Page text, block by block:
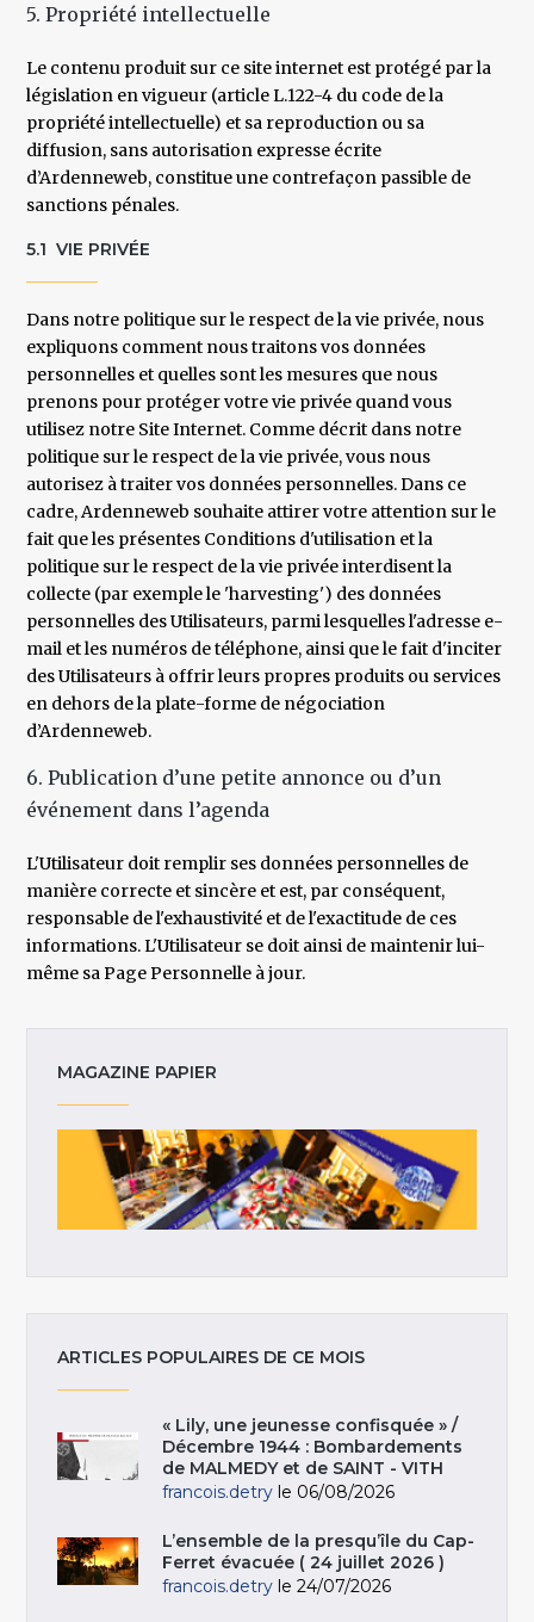
5. Propriété intellectuelle
Le contenu produit sur ce site internet est protégé par la
législation en vigueur (article L.122-4 du code de la
propriété intellectuelle) et sa reproduction ou sa
diffusion, sans autorisation expresse écrite
d’Ardenneweb, constitue une contrefaçon passible de
sanctions pénales.
5.1 VIE PRIVÉE
Dans notre politique sur le respect de la vie privée, nous
expliquons comment nous traitons vos données
personnelles et quelles sont les mesures que nous
prenons pour protéger votre vie privée quand vous
utilisez notre Site Internet. Comme décrit dans notre
politique sur le respect de la vie privée, vous nous
autorisez à traiter vos données personnelles. Dans ce
cadre, Ardenneweb souhaite attirer votre attention sur le
fait que les présentes Conditions d'utilisation et la
politique sur le respect de la vie privée interdisent la
collecte (par exemple le 'harvesting') des données
personnelles des Utilisateurs, parmi lesquelles l'adresse e-
mail et les numéros de téléphone, ainsi que le fait d'inciter
des Utilisateurs à offrir leurs propres produits ou services
en dehors de la plate-forme de négociation
d’Ardenneweb.
6. Publication d’une petite annonce ou d’un
événement dans l’agenda
L'Utilisateur doit remplir ses données personnelles de
manière correcte et sincère et est, par conséquent,
responsable de l'exhaustivité et de l'exactitude de ces
informations. L'Utilisateur se doit ainsi de maintenir lui-
même sa Page Personnelle à jour.
MAGAZINE PAPIER
ARTICLES POPULAIRES DE CE MOIS
« Lily, une jeunesse confisquée » /
Décembre 1944 : Bombardements
de MALMEDY et de SAINT - VITH
francois.detry le 06/08/2026
L’ensemble de la presqu’île du Cap-
Ferret évacuée ( 24 juillet 2026 )
francois.detry le 24/07/2026